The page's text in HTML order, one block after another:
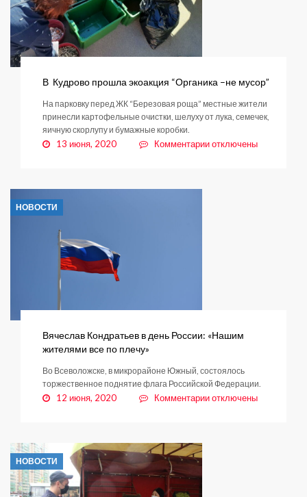
В Кудрово прошла экоакция “Органика –не мусор”
На парковку перед ЖК “Березовая роща” местные жители
принесли картофельные очистки, шелуху от лука, семечек,
яичную скорлупу и бумажные коробки.
13 июня, 2020 Комментариикотключены
НОВОСТИ
Вячеслав Кондратьев в день России: «Нашим
жителями все по плечу»
Во Всеволожске, в микрорайоне Южный, состоялось
торжественное поднятие флага Российской Федерации.
12 июня, 2020 Комментариикотключены
НОВОСТИ